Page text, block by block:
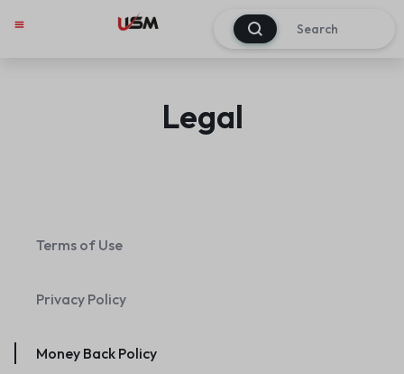
0
Legal
Terms of Use
Privacy Policy
Money Back Policy